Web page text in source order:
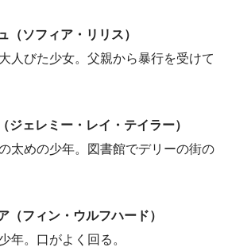
（ソフィア・リリス）
人びた少女。父親から暴行を受けて
ジェレミー・レイ・テイラー）
太めの少年。図書館でデリーの街の
（フィン・ウルフハード）
年。口がよく回る。